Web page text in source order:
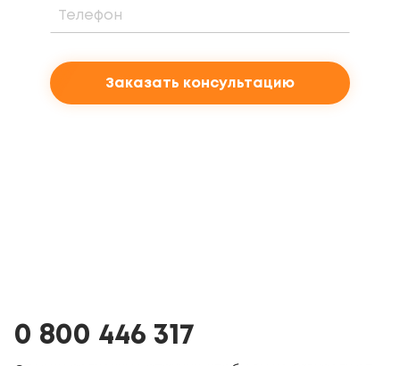
Заказать консультацию
0 800 446 317